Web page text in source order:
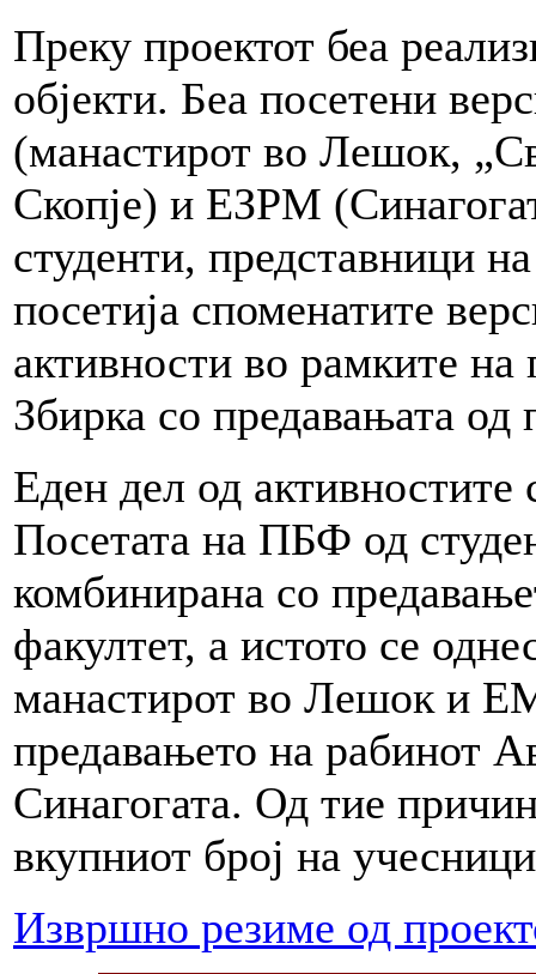
Преку проектот беа
објекти. Беа посетени
(манастирот во Лешок,
Скопје) и ЕЗРМ
студенти, представници
посетија споменатите
активности во рамките на
Збирка со предавањата од
Еден дел од активностите
Посетата на ПБФ од
комбинирана со
факултет, а истото се
манастирот во Лешок и
предавањето на рабинот
Синагогата. Од тие
вкупниот број на
Извршно резиме од